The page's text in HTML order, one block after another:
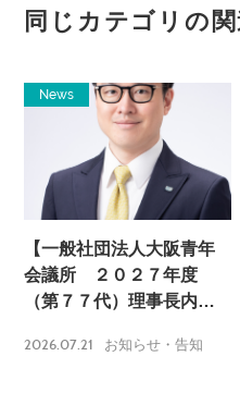
同じカテゴリの
News
【一般社団法人大阪青年
会議所 ２０２７年度
（第７７代）理事長内定
2026.07.21 お知らせ・告知